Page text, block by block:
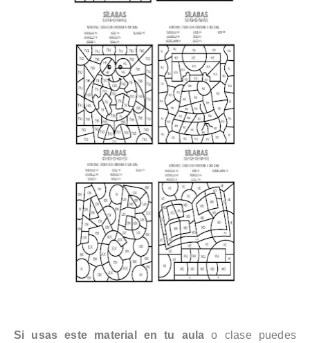
Si usas este material en tu aula o clase puedes